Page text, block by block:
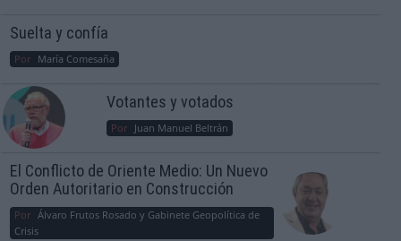
Suelta y confía
Por María Comesaña
Votantes y votados
Por Juan Manuel Beltrán
El Conflicto de Oriente Medio: Un Nuevo
Orden Autoritario en Construcción
Por Álvaro Frutos Rosado y Gabinete Geopolítica de
Crisis